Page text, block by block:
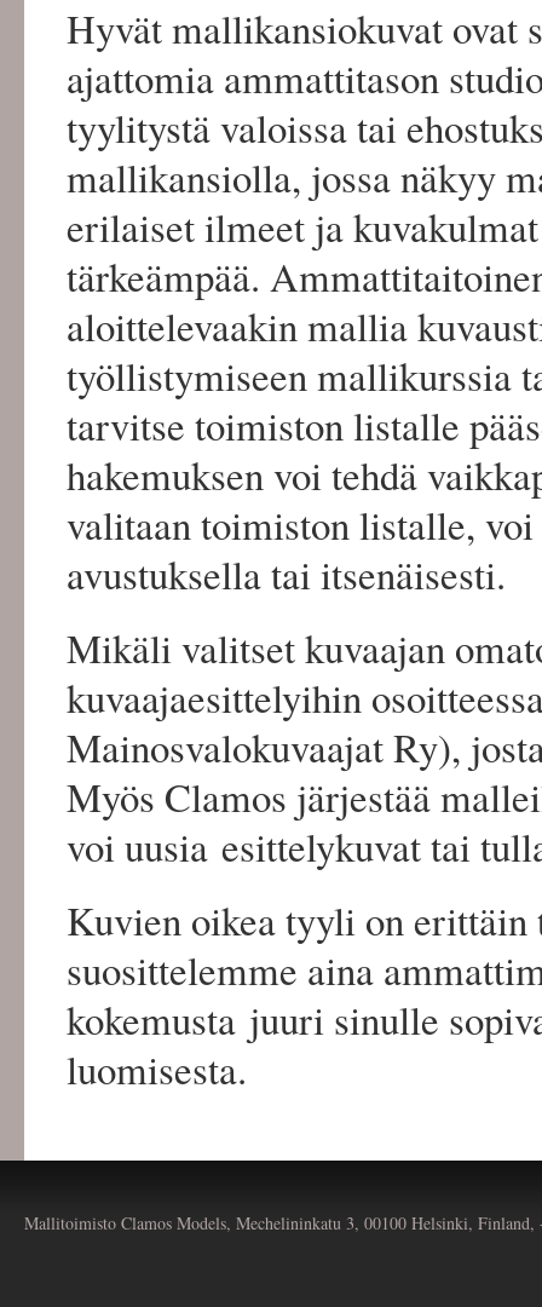
Hyvät mallikansiokuvat ovat
ajattomia ammattitason
tyylitystä valoissa tai
mallikansiolla, jossa näkyy
erilaiset ilmeet ja
tärkeämpää.
aloittelevaakin mallia
työllistymiseen mallikurssia
tarvitse toimiston listalle
hakemuksen voi tehdä
valitaan toimiston listalle,
avustuksella tai itsenäisesti.
Mikäli valitset kuvaajan
kuvaajaesittelyihin
Mainosvalokuvaajat Ry),
Myös Clamos järjestää
voi uusia esittelykuvat tai
Kuvien oikea tyyli on erittäin
suosittelemme aina
kokemusta juuri sinulle
luomisesta.
Mallitoimisto Clamos Models, Mechelininkatu 3, 00100 Helsinki,